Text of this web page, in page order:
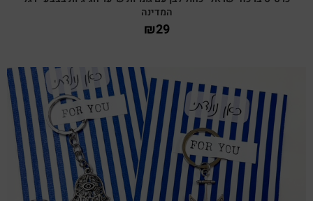
המדינה
₪29
צפייה מהירה